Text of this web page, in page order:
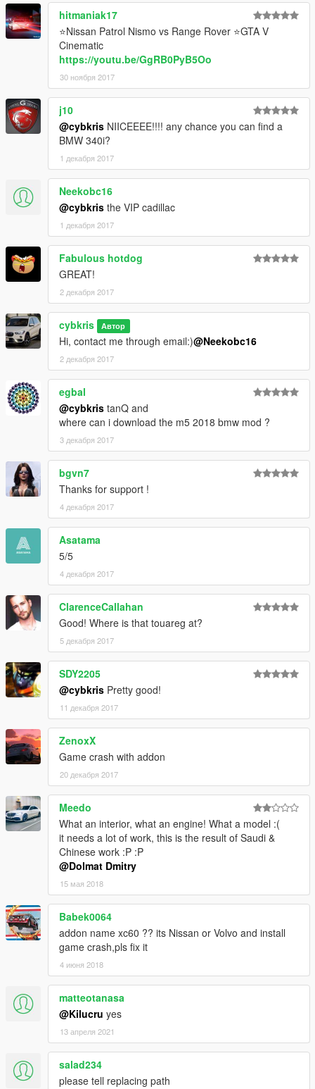
hitmaniak17
⭐Nissan Patrol Nismo vs Range Rover ⭐GTA V
Cinematic
https://youtu.be/GgRB0PyB5Oo
30 ноября 2017
j10
@cybkris NIICEEEE!!!! any chance you can find a
BMW 340i?
1 декабря 2017
Neekobc16
@cybkris the VIP cadillac
1 декабря 2017
Fabulous hotdog
GREAT!
2 декабря 2017
cybkris Автор
Hi, contact me through email:)@Neekobc16
2 декабря 2017
egbal
@cybkris tanQ and
where can i download the m5 2018 bmw mod ?
3 декабря 2017
bgvn7
Thanks for support !
4 декабря 2017
Asatama
5/5
4 декабря 2017
ClarenceCallahan
Good! Where is that touareg at?
5 декабря 2017
SDY2205
@cybkris Pretty good!
11 декабря 2017
ZenoxX
Game crash with addon
20 декабря 2017
Meedo
What an interior, what an engine! What a model :(
it needs a lot of work, this is the result of Saudi &
Chinese work :P :P
@Dolmat Dmitry
15 мая 2018
Babek0064
addon name xc60 ?? its Nissan or Volvo and install
game crash,pls fix it
4 июня 2018
matteotanasa
@Kilucru yes
13 апреля 2021
salad234
please tell replacing path